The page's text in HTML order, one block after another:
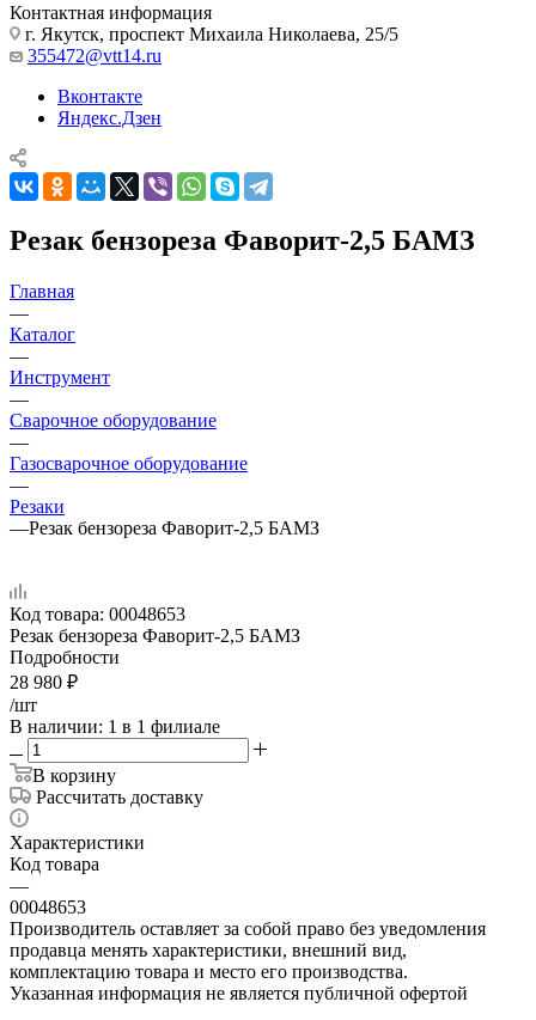
Контактная информация
г. Якутск, проспект Михаила Николаева, 25/5
355472@vtt14.ru
Вконтакте
Яндекс.Дзен
Резак бензореза Фаворит-2,5 БАМЗ
Главная
—
Каталог
—
Инструмент
—
Сварочное оборудование
—
Газосварочное оборудование
—
Резаки
—Резак бензореза Фаворит-2,5 БАМЗ
Код товара: 00048653
Резак бензореза Фаворит-2,5 БАМЗ
Подробности
28 980 ₽
/шт
В наличии: 1 в 1 филиале
В корзину
Рассчитать доставку
Характеристики
Код товара
—
00048653
Производитель оставляет за собой право без уведомления
продавца менять характеристики, внешний вид,
комплектацию товара и место его производства.
Указанная информация не является публичной офертой